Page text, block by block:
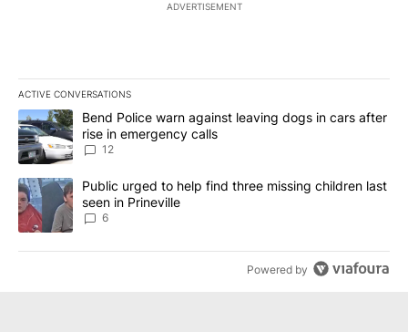
ADVERTISEMENT
ACTIVE CONVERSATIONS
The following is a list of the most commented articles in the last
A trending article titled "Bend Police warn against leaving dogs
Bend Police warn against leaving dogs in cars after
rise in emergency calls
12
A trending article titled "Public urged to help find three missing
Public urged to help find three missing children last
seen in Prineville
6
Powered by